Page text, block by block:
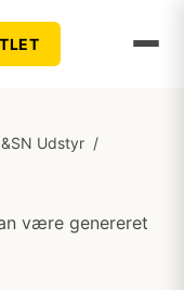
Udstyr /
være genereret